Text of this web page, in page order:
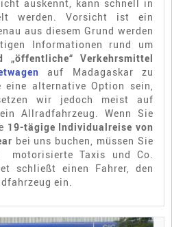
auskennt, kann schnell in
werden. Vorsicht ist ein
aus diesem Grund werden
Informationen rund um
Verkehrsmittel
auf Madagaskar zu
alternative Option sein,
wir jedoch meist auf
Allradfahrzeug. Wenn Sie
19-tägige Individualreise von
bei uns buchen, müssen Sie
motorisierte Taxis und Co.
schließt einen Fahrer, den
ein.